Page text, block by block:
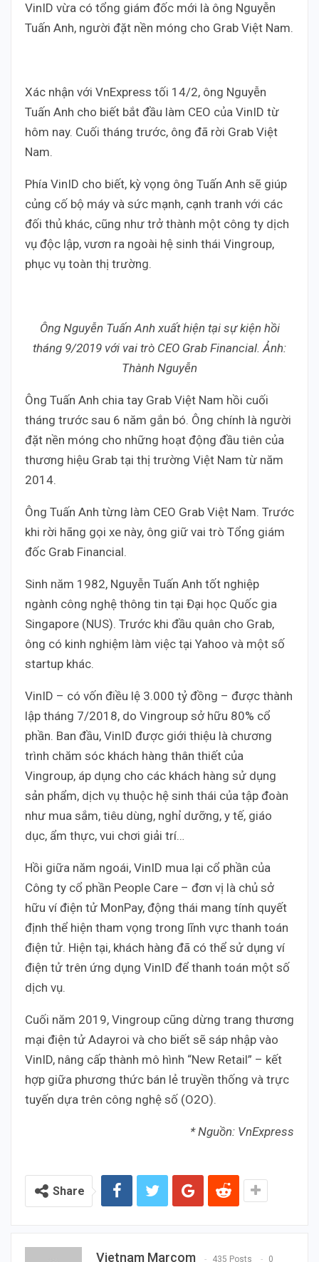
VinID vừa có tổng giám đốc mới là ông Nguyễn
Tuấn Anh, người đặt nền móng cho Grab Việt Nam.
Xác nhận với VnExpress tối 14/2, ông Nguyễn
Tuấn Anh cho biết bắt đầu làm CEO của VinID từ
hôm nay. Cuối tháng trước, ông đã rời Grab Việt
Nam.
Phía VinID cho biết, kỳ vọng ông Tuấn Anh sẽ giúp
củng cố bộ máy và sức mạnh, cạnh tranh với các
đối thủ khác, cũng như trở thành một công ty dịch
vụ độc lập, vươn ra ngoài hệ sinh thái Vingroup,
phục vụ toàn thị trường.
Ông Nguyễn Tuấn Anh xuất hiện tại sự kiện hồi
tháng 9/2019 với vai trò CEO Grab Financial. Ảnh:
Thành Nguyễn
Ông Tuấn Anh chia tay Grab Việt Nam hồi cuối
tháng trước sau 6 năm gắn bó. Ông chính là người
đặt nền móng cho những hoạt động đầu tiên của
thương hiệu Grab tại thị trường Việt Nam từ năm
2014.
Ông Tuấn Anh từng làm CEO Grab Việt Nam. Trước
khi rời hãng gọi xe này, ông giữ vai trò Tổng giám
đốc Grab Financial.
Sinh năm 1982, Nguyễn Tuấn Anh tốt nghiệp
ngành công nghệ thông tin tại Đại học Quốc gia
Singapore (NUS). Trước khi đầu quân cho Grab,
ông có kinh nghiệm làm việc tại Yahoo và một số
startup khác.
VinID – có vốn điều lệ 3.000 tỷ đồng – được thành
lập tháng 7/2018, do Vingroup sở hữu 80% cổ
phần. Ban đầu, VinID được giới thiệu là chương
trình chăm sóc khách hàng thân thiết của
Vingroup, áp dụng cho các khách hàng sử dụng
sản phẩm, dịch vụ thuộc hệ sinh thái của tập đoàn
như mua sắm, tiêu dùng, nghỉ dưỡng, y tế, giáo
dục, ẩm thực, vui chơi giải trí…
Hồi giữa năm ngoái, VinID mua lại cổ phần của
Công ty cổ phần People Care – đơn vị là chủ sở
hữu ví điện tử MonPay, động thái mang tính quyết
định thể hiện tham vọng trong lĩnh vực thanh toán
điện tử. Hiện tại, khách hàng đã có thể sử dụng ví
điện tử trên ứng dụng VinID để thanh toán một số
dịch vụ.
Cuối năm 2019, Vingroup cũng dừng trang thương
mại điện tử Adayroi và cho biết sẽ sáp nhập vào
VinID, nâng cấp thành mô hình “New Retail” – kết
hợp giữa phương thức bán lẻ truyền thống và trực
tuyến dựa trên công nghệ số (O2O).
* Nguồn: VnExpress
Share
Vietnam Marcom 435 Posts 0